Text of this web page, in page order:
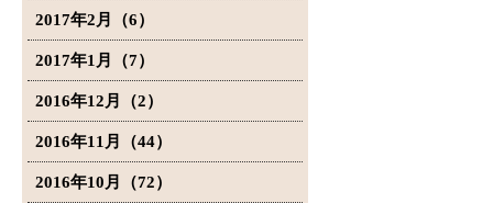
2017年2月（6）
2017年1月（7）
2016年12月（2）
2016年11月（44）
2016年10月（72）